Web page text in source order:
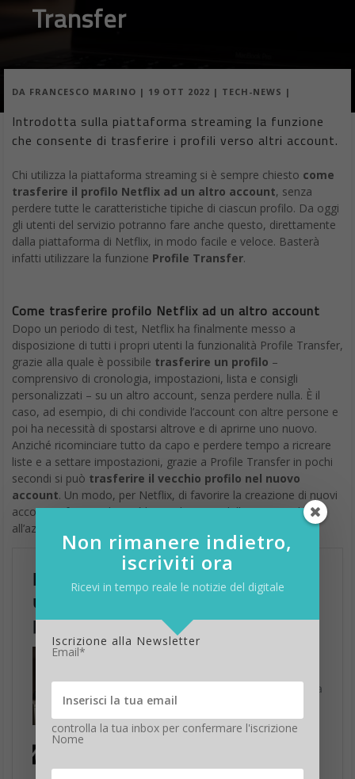
Transfer
DA FRANCESCO MARINO | 19 OTT 2022 | TECH-NEWS |
Introdotta sulla piattaforma streaming la funzione
che consente di trasferire i profili verso altri account.
Chi utilizza la piattaforma streaming si è sempre chiesto come
trasferire il profilo Netflix ad un altro account, senza
perdere tutte le caratteristiche tipiche di ciascun profilo. Da oggi
gli utenti del servizio potranno fare anche questo, direttamente
dalla piattaforma di Netflix, in modo facile e veloce. Basterà
infatti utilizzare la funzione Profile Transfer.
Come trasferire profilo Netflix ad un altro account
Dopo un periodo di test, Netflix ha finalmente messo a
disposizione di tutti i propri utenti la funzionalità Profile Transfer,
grazie alla quale è possibile trasferire un profilo –
comprensivo di cronologia, impostazioni, lista e consigli
personalizzati – su un altro account, senza perdere nulla. È il
caso, ad esempio, di chi condivide l’account con altre persone e
poi ha necessità di spostarsi altrove e di aprirne uno nuovo.
Anziché ricominciare tutto da capo e perdere tempo a ricreare
liste e a settare impostazioni, grazie a Profile Transfer in pochi
secondi si può trasferire il vecchio profilo nel nuovo
account. Un modo, per Netflix, di favorire la creazione di nuovi
account, sfavorendo così la condivisione delle password che
all’azienda non piace affatto.
Non rimanere indietro,
iscriviti ora
Ricevi in tempo reale le notizie del digitale
Iscrizione alla Newsletter
Email*
controlla la tua inbox per confermare l'iscrizione
Nome